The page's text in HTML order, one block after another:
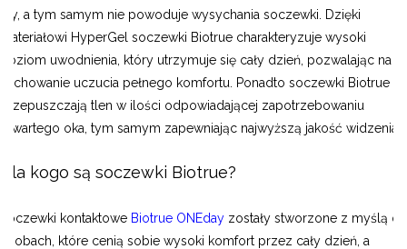
łzy, a tym samym nie powoduje wysychania soczewki. Dzięki
materiałowi HyperGel soczewki Biotrue charakteryzuje wysoki
poziom uwodnienia, który utrzymuje się cały dzień, pozwalając na
zachowanie uczucia pełnego komfortu. Ponadto soczewki Biotrue
przepuszczają tlen w ilości odpowiadającej zapotrzebowaniu
otwartego oka, tym samym zapewniając najwyższą jakość widzenia.
Dla kogo są soczewki Biotrue?
Soczewki kontaktowe Biotrue ONEday zostały stworzone z myślą o
osobach, które cenią sobie wysoki komfort przez cały dzień, a